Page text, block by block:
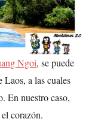
Ngoi, se puede
Laos, a las cuales
En nuestro caso,
corazón.